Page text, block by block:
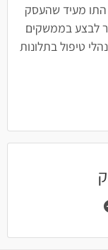
התו מעיד שהעסק
לבצע בממשקים
טיפול בתלונות